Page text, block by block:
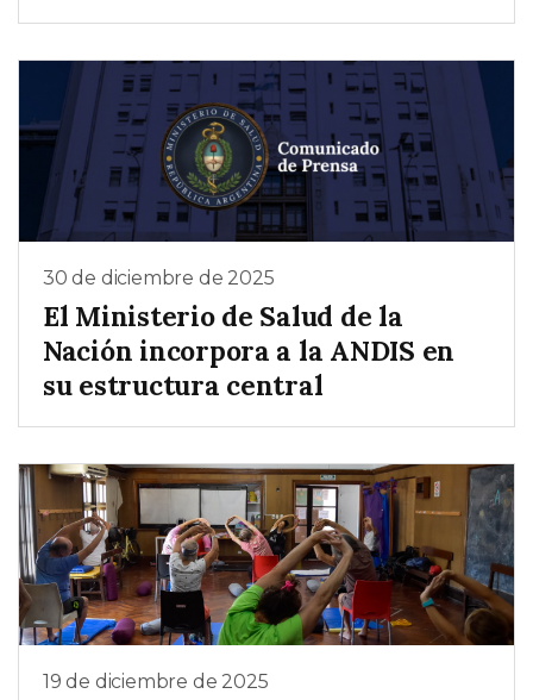
30 de diciembre de 2025
El Ministerio de Salud de la
Nación incorpora a la ANDIS en
su estructura central
19 de diciembre de 2025